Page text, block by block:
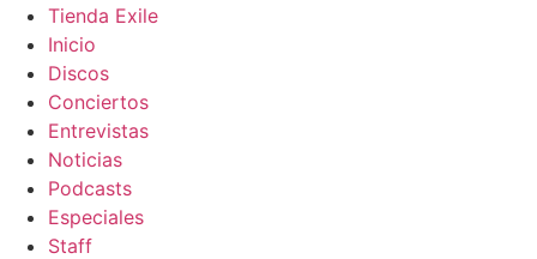
Tienda Exile
Inicio
Discos
Conciertos
Entrevistas
Noticias
Podcasts
Especiales
Staff